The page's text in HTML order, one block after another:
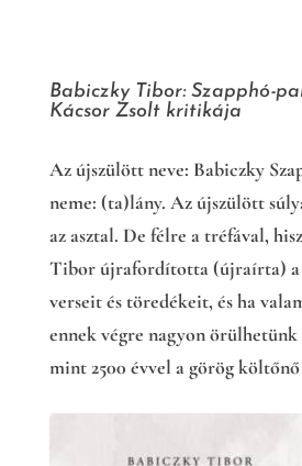
Babiczky Tibor: Szapphó-
Kácsor Zsolt kritikája
Az újszülött neve: Babiczky
neme: (ta)lány. Az újszülött
az asztal. De félre a tréfával,
Tibor újrafordította (újraírta) a
verseit és töredékeit, és ha
ennek végre nagyon örülhetünk
mint 2500 évvel a görög